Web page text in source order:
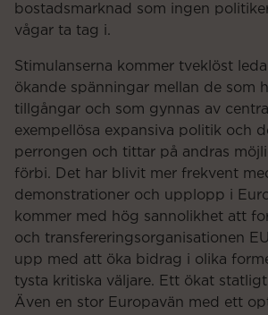
bostadsmarknad som ingen
vågar ta tag i.
Stimulanserna kommer tveklöst
ökande spänningar mellan de som
tillgångar och som gynnas av
exempellösa expansiva politik och
perrongen och tittar på andras
förbi. Det har blivit mer frekvent
demonstrationer och upplopp i
kommer med hög sannolikhet att
och transfereringsorganisationen
upp med att öka bidrag i olika
tysta kritiska väljare. Ett ökat
Även en stor Europavän med ett